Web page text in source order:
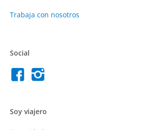
Trabaja con nosotros
Social
Soy viajero